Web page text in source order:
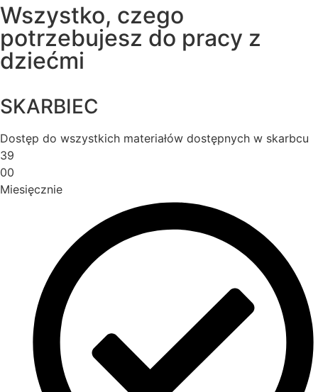
Wszystko, czego
potrzebujesz do pracy z
dziećmi
SKARBIEC
Dostęp do wszystkich materiałów dostępnych w skarbcu
39
00
Miesięcznie